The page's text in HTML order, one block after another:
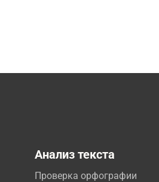
Анализ текста
Проверка орфографии